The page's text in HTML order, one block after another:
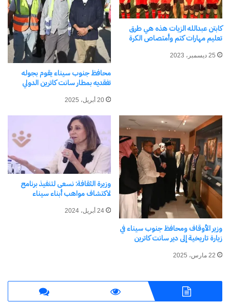
اشتراك
نسخ الرابط
كابتن عبدالله الزيات هذه هي طرق
تعليم مهارات كتم وأمتصاص الكرة
25 ديسمبر، 2023
محافظ جنوب سيناء يقوم بجوله
تفقديه بمطار سانت كاترين الدولي
20 أبريل، 2025
وزير الأوقاف ومحافظ جنوب سيناء في
زيارة تاريخية إلى دير سانت كاترين
22 مارس، 2025
وزيرة الثقافة: نسعى لتنفيذ برنامج
لاكتشاف مواهب أبناء سيناء
24 أبريل، 2024